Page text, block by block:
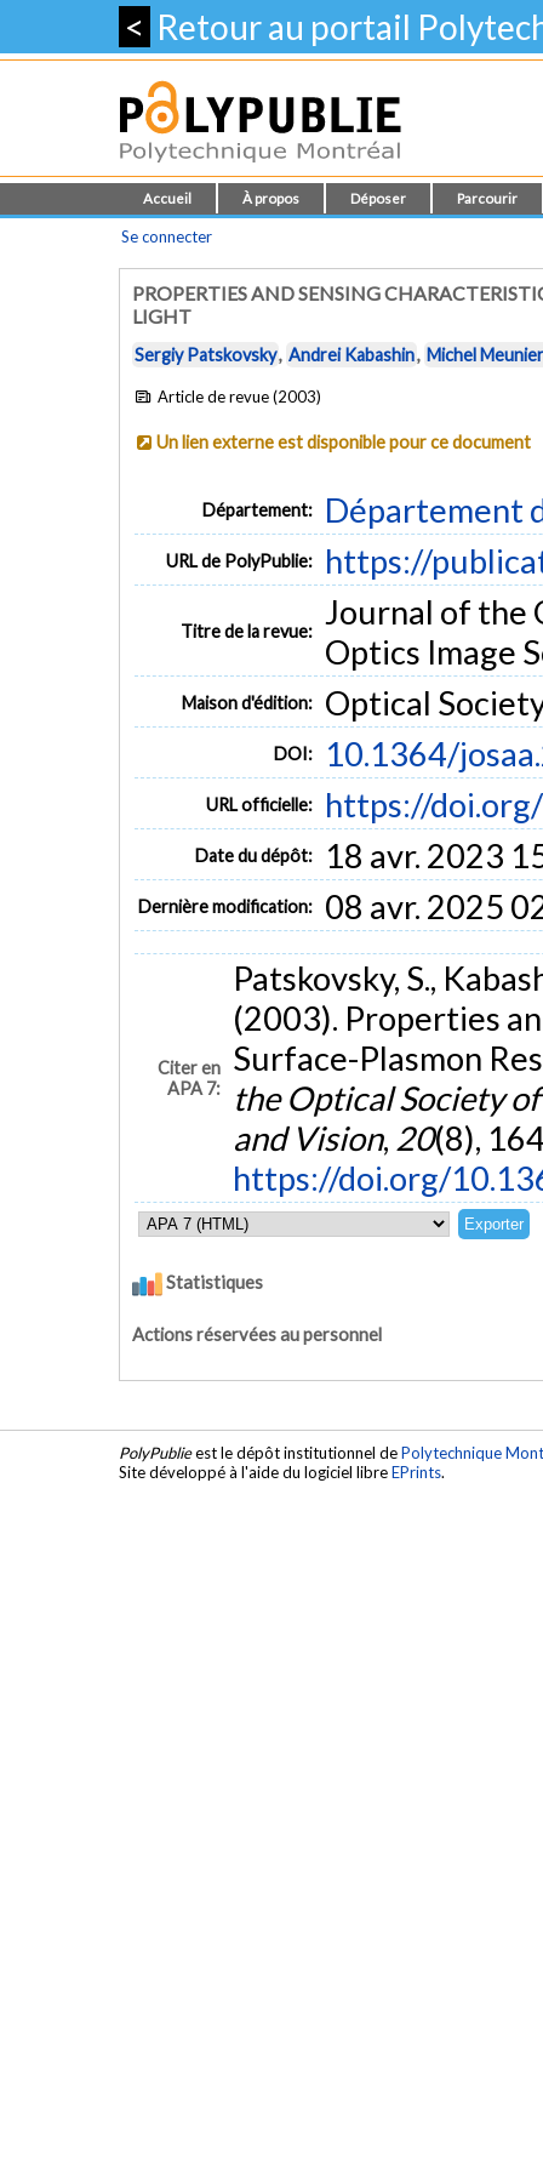
< Retour au portail
Accueil À propos Déposer Parcourir
Se connecter
PROPERTIES AND SENSING
LIGHT
Sergiy Patskovsky, Andrei Kabashin, Michel Meunier
Article de revue (2003)
Un lien externe est disponible pour ce document
Département: Département
URL de PolyPublie: https://
Titre de la revue: Journal of the
Optics Image
Maison d'édition: Optical
DOI: 10.1364/
URL officielle: https://
Date du dépôt: 18 avr. 2023
Dernière modification: 08 avr. 2025
Citer en
APA 7:
Patskovsky, S.,
(2003). Properties
Surface-Plasmon
the Optical Society
and Vision, 20(8),
https://doi.org/
Statistiques
Actions réservées au personnel
PolyPublieest le dépôt institutionnel dePolytechnique
Site développé à l'aide du logiciel libreEPrints.